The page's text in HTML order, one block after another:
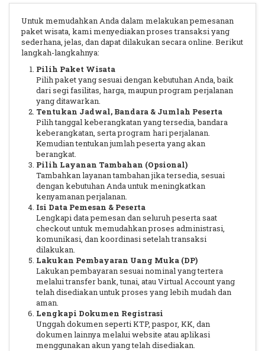
Untuk memudahkan Anda dalam melakukan pemesanan
paket wisata, kami menyediakan proses transaksi yang
sederhana, jelas, dan dapat dilakukan secara online. Berikut
langkah-langkahnya:
Pilih Paket Wisata
Pilih paket yang sesuai dengan kebutuhan Anda, baik
dari segi fasilitas, harga, maupun program perjalanan
yang ditawarkan.
Tentukan Jadwal, Bandara & Jumlah Peserta
Pilih tanggal keberangkatan yang tersedia, bandara
keberangkatan, serta program hari perjalanan.
Kemudian tentukan jumlah peserta yang akan
berangkat.
Pilih Layanan Tambahan (Opsional)
Tambahkan layanan tambahan jika tersedia, sesuai
dengan kebutuhan Anda untuk meningkatkan
kenyamanan perjalanan.
Isi Data Pemesan & Peserta
Lengkapi data pemesan dan seluruh peserta saat
checkout untuk memudahkan proses administrasi,
komunikasi, dan koordinasi setelah transaksi
dilakukan.
Lakukan Pembayaran Uang Muka (DP)
Lakukan pembayaran sesuai nominal yang tertera
melalui transfer bank, tunai, atau Virtual Account yang
telah disediakan untuk proses yang lebih mudah dan
aman.
Lengkapi Dokumen Registrasi
Unggah dokumen seperti KTP, paspor, KK, dan
dokumen lainnya melalui website atau aplikasi
menggunakan akun yang telah disediakan.